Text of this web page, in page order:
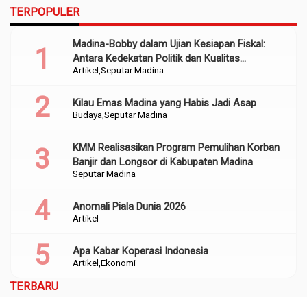
TERPOPULER
Artikel Seputar Madina
Madina-Bobby dalam Ujian Kesiapan Fiskal:
Antara Kedekatan Politik dan Kualitas
Perencanaan
BudayaSeputar Madina
Kilau Emas Madina yang Habis Jadi Asap
Seputar Madina
KMM Realisasikan Program Pemulihan Korban
Banjir dan Longsor di Kabupaten Madina
Artikel
Anomali Piala Dunia 2026
Artikel Ekonomi
Apa Kabar Koperasi Indonesia
TERBARU